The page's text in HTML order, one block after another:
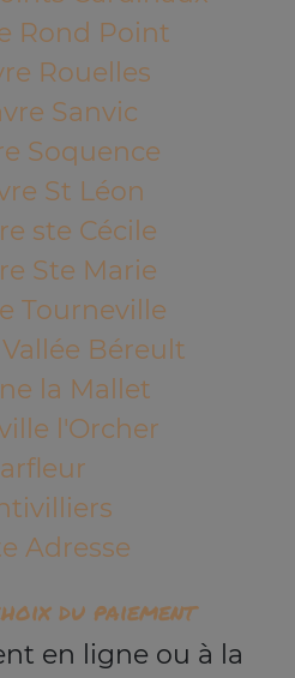
Rond Point
Rouelles
Sanvic
Soquence
St Léon
ste Cécile
Ste Marie
Tourneville
Béreult
la Mallet
l'Orcher
Adresse
du paiement
en ligne ou à la